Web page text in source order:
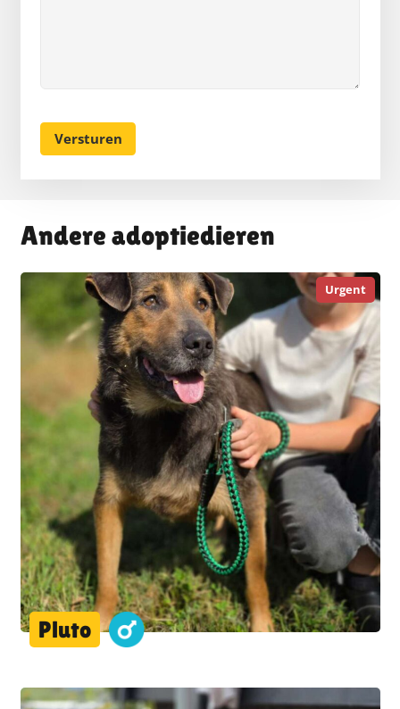
Andere adoptiedieren
Urgent
Pluto